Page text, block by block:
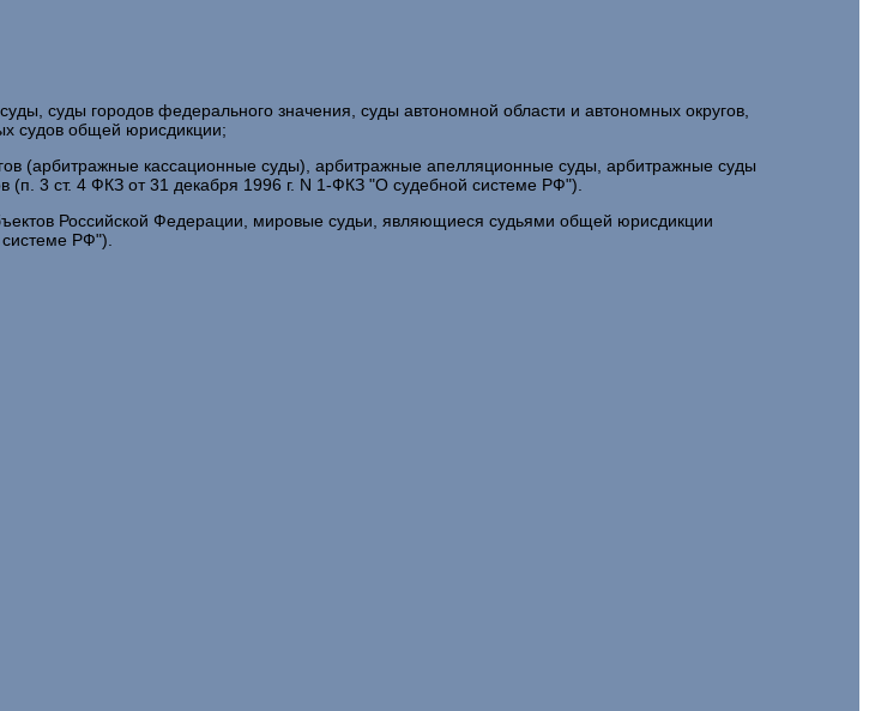
суды городов федерального значения, суды автономной области и автономных округов,
судов общей юрисдикции;
(арбитражные кассационные суды), арбитражные апелляционные суды, арбитражные суды
3 ст. 4 ФКЗ от 31 декабря 1996 г. N 1-ФКЗ "О судебной системе РФ").
Российской Федерации, мировые судьи, являющиеся судьями общей юрисдикции
РФ").